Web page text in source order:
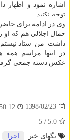
اشاره نمود و
توجه نكنید.
وی در ادامه برای
جمال اجلالی هم كه او
داشت: من استاد
در انتها مراسم همه
عكس دسته جمعی
1398/02/23
5.0
/ 5
تگهای خبر:
اجرا